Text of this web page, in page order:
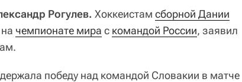
Рогулев. Хоккеистам сборной Дании
чемпионате мира c командой России, заявил
победу над командой Словакии в матче